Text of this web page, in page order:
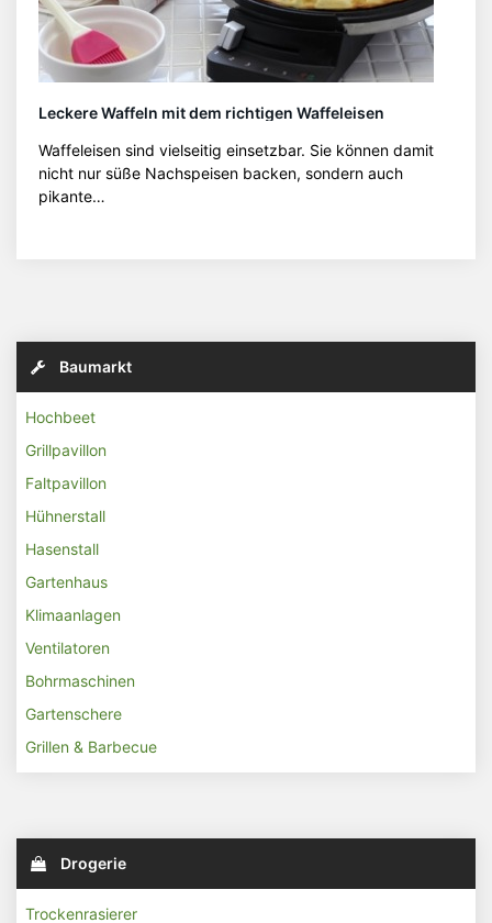
Leckere Waffeln mit dem richtigen Waffeleisen
Waffeleisen sind vielseitig einsetzbar. Sie können damit
nicht nur süße Nachspeisen backen, sondern auch
pikante…
Baumarkt
Hochbeet
Grillpavillon
Faltpavillon
Hühnerstall
Hasenstall
Gartenhaus
Klimaanlagen
Ventilatoren
Bohrmaschinen
Gartenschere
Grillen & Barbecue
Drogerie
Trockenrasierer